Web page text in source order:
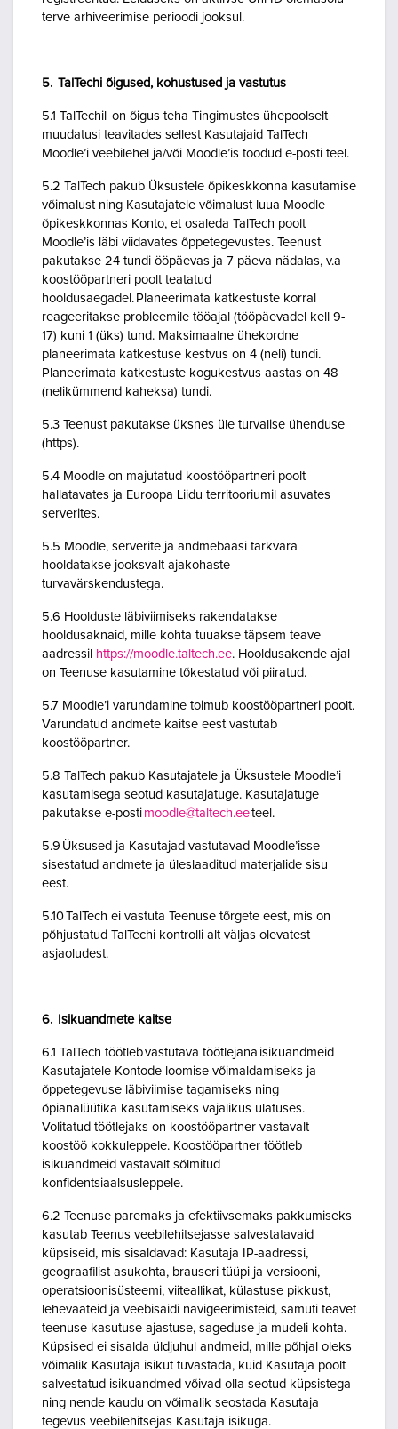
terve arhiveerimise perioodi jooksul.
5. TalTechi õigused, kohustused ja vastutus
5.1 TalTechil on õigus teha Tingimustes ühepoolselt
muudatusi teavitades sellest Kasutajaid TalTech
Moodle’i veebilehel ja/või Moodle’is toodud e-posti teel.
5.2 TalTech pakub Üksustele õpikeskkonna kasutamise
võimalust ning Kasutajatele võimalust luua Moodle
õpikeskkonnas Konto, et osaleda TalTech poolt
Moodle’is läbi viidavates õppetegevustes. Teenust
pakutakse 24 tundi ööpäevas ja 7 päeva nädalas, v.a
koostööpartneri poolt teatatud
hooldusaegadel. Planeerimata katkestuste korral
reageeritakse probleemile tööajal (tööpäevadel kell 9-
17) kuni 1 (üks) tund. Maksimaalne ühekordne
planeerimata katkestuse kestvus on 4 (neli) tundi.
Planeerimata katkestuste kogukestvus aastas on 48
(nelikümmend kaheksa) tundi.
5.3 Teenust pakutakse üksnes üle turvalise ühenduse
(https).
5.4 Moodle on majutatud koostööpartneri poolt
hallatavates ja Euroopa Liidu territooriumil asuvates
serverites.
5.5 Moodle, serverite ja andmebaasi tarkvara
hooldatakse jooksvalt ajakohaste
turvavärskendustega.
5.6 Hoolduste läbiviimiseks rakendatakse
hooldusaknaid, mille kohta tuuakse täpsem teave
aadressil https://moodle.taltech.ee. Hooldusakende ajal
on Teenuse kasutamine tõkestatud või piiratud.
5.7 Moodle’i varundamine toimub koostööpartneri poolt.
Varundatud andmete kaitse eest vastutab
koostööpartner.
5.8 TalTech pakub Kasutajatele ja Üksustele Moodle’i
kasutamisega seotud kasutajatuge. Kasutajatuge
pakutakse e-posti moodle@taltech.eeteel.
5.9 Üksused ja Kasutajad vastutavad Moodle’isse
sisestatud andmete ja üleslaaditud materjalide sisu
eest.
5.10 TalTech ei vastuta Teenuse tõrgete eest, mis on
põhjustatud TalTechi kontrolli alt väljas olevatest
asjaoludest.
6. Isikuandmete kaitse
6.1 TalTech töötleb vastutava töötlejana isikuandmeid
Kasutajatele Kontode loomise võimaldamiseks ja
õppetegevuse läbiviimise tagamiseks ning
õpianalüütika kasutamiseks vajalikus ulatuses.
Volitatud töötlejaks on koostööpartner vastavalt
koostöö kokkuleppele. Koostööpartner töötleb
isikuandmeid vastavalt sõlmitud
konfidentsiaalsusleppele.
6.2 Teenuse paremaks ja efektiivsemaks pakkumiseks
kasutab Teenus veebilehitsejasse salvestatavaid
küpsiseid, mis sisaldavad: Kasutaja IP-aadressi,
geograafilist asukohta, brauseri tüüpi ja versiooni,
operatsioonisüsteemi, viiteallikat, külastuse pikkust,
lehevaateid ja veebisaidi navigeerimisteid, samuti teavet
teenuse kasutuse ajastuse, sageduse ja mudeli kohta.
Küpsised ei sisalda üldjuhul andmeid, mille põhjal oleks
võimalik Kasutaja isikut tuvastada, kuid Kasutaja poolt
salvestatud isikuandmed võivad olla seotud küpsistega
ning nende kaudu on võimalik seostada Kasutaja
tegevus veebilehitsejas Kasutaja isikuga.